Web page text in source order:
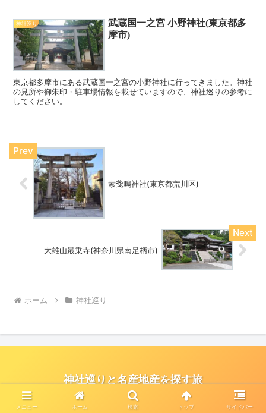
神社巡り
武蔵国一之宮 小野神社(東京都多
摩市)
東京都多摩市にある武蔵国一之宮の小野神社に行ってきました。神社
の見所や御朱印・駐車場情報を載せていますので、神社巡りの参考に
してください。
素戔嗚神社(東京都荒川区)
大雄山最乗寺(神奈川県南足柄市)
ホーム 神社巡り
神社巡りと名産地産を探す旅
© 2021 神社巡りと名産地産を探す旅.
メニュー ホーム 検索 トップ サイドバー